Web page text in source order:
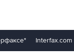
Interfax.com